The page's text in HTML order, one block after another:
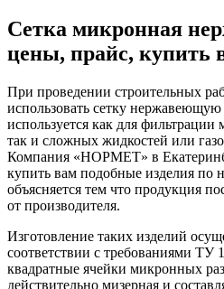
Сетка микронная
цены, прайс, купить
При проведении строительных
использовать сетку
используется как для
так и сложных жидкостей или
Компания «НОРМЕТ» в
купить вам подобные изделия по
объясняется тем что продукция
от производителя.
Изготовление таких изделий
соответствии с требованиями ТУ
квадратные ячейки микронных
действительно мизерная и